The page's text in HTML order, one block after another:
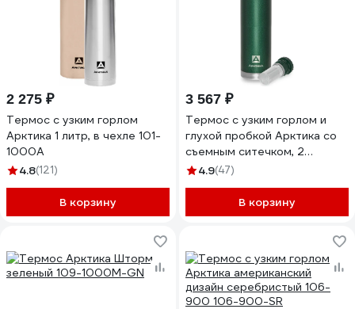
2 275 ₽
Термос с узким горлом
Арктика 1 литр, в чехле 101-
1000А
4.8(121)
В корзину
3 567 ₽
Термос с узким горлом и
глухой пробкой Арктика со
съемным ситечком, 2
накручивающиеся чашки в
зеленый 106-900C-GN
4.9(47)
В корзину